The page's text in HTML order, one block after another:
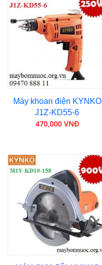
Máy khoan điện KYNKO
J1Z-KD55-6
470,000 VNĐ